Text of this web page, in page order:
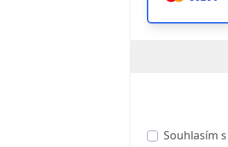
Souhlasím s